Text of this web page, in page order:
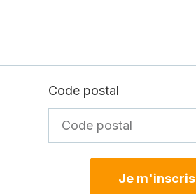
Code postal
Je m'inscris